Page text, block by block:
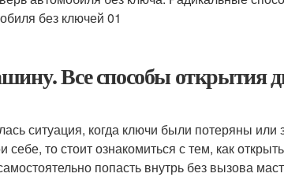
Все способы открытия
ситуация, когда ключи были потеряны
то стоит ознакомиться с тем, как
попасть внутрь без вызова